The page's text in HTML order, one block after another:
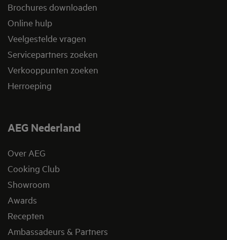
Brochures downloaden
Online hulp
Veelgestelde vragen
Servicepartners zoeken
Verkooppunten zoeken
Herroeping
AEG Nederland
Over AEG
Cooking Club
Showroom
Awards
Recepten
Ambassadeurs & Partners